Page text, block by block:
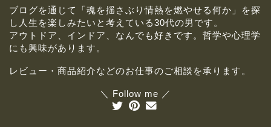
ブログを通じて「魂を揺さぶり情熱を燃やせる何か」を探
し人生を楽しみたいと考えている30代の男です。
アウトドア、インドア、なんでも好きです。哲学や心理学
にも興味があります。
レビュー・商品紹介などのお仕事のご相談を承ります。
＼ Follow me ／